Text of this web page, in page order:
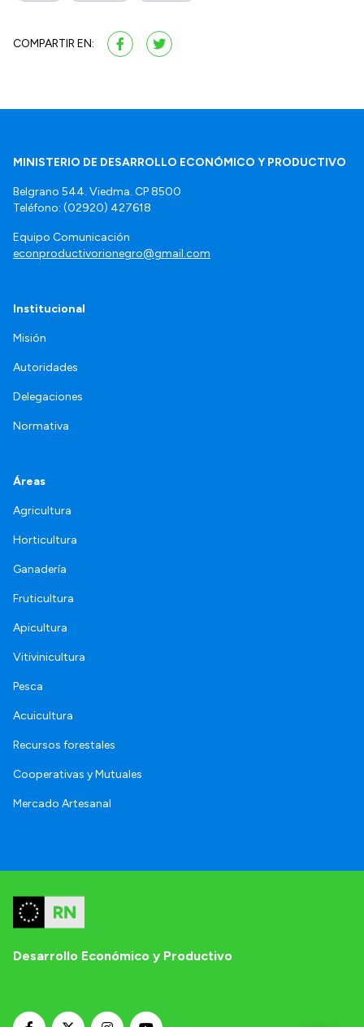
COMPARTIR EN:
MINISTERIO DE DESARROLLO ECONÓMICO Y PRODUCTIVO
Belgrano 544. Viedma. CP 8500
Teléfono: (02920) 427618
Equipo Comunicación
econproductivorionegro@gmail.com
Institucional
Misión
Autoridades
Delegaciones
Normativa
Áreas
Agricultura
Horticultura
Ganadería
Fruticultura
Apicultura
Vitivinicultura
Pesca
Acuicultura
Recursos forestales
Cooperativas y Mutuales
Mercado Artesanal
Desarrollo Económico y Productivo